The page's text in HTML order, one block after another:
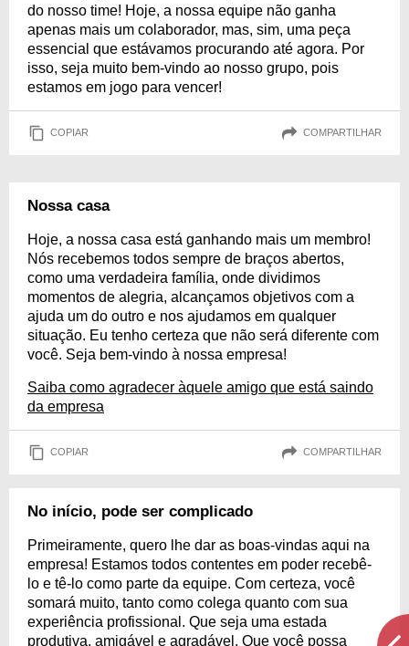
do nosso time! Hoje, a nossa equipe não ganha
apenas mais um colaborador, mas, sim, uma peça
essencial que estávamos procurando até agora. Por
isso, seja muito bem-vindo ao nosso grupo, pois
estamos em jogo para vencer!
COPIAR COMPARTILHAR
Nossa casa
Hoje, a nossa casa está ganhando mais um membro!
Nós recebemos todos sempre de braços abertos,
como uma verdadeira família, onde dividimos
momentos de alegria, alcançamos objetivos com a
ajuda um do outro e nos ajudamos em qualquer
situação. Eu tenho certeza que não será diferente com
você. Seja bem-vindo à nossa empresa!
Saiba como agradecer àquele amigo que está saindo
da empresa
COPIAR COMPARTILHAR
No início, pode ser complicado
Primeiramente, quero lhe dar as boas-vindas aqui na
empresa! Estamos todos contentes em poder recebê-
lo e tê-lo como parte da equipe. Com certeza, você
somará muito, tanto como colega quanto com sua
experiência profissional. Que seja uma estada
produtiva, amigável e agradável. Que você possa